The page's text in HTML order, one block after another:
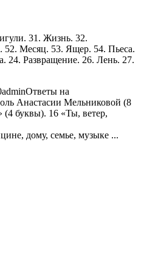
31. Жизнь. 32.
52. Месяц. 53. Ящер. 54. Пьеса.
24. Развращение. 26. Лень. 27.
adminОтветы на
Анастасии Мельниковой (8
буквы). 16 «Ты, ветер,